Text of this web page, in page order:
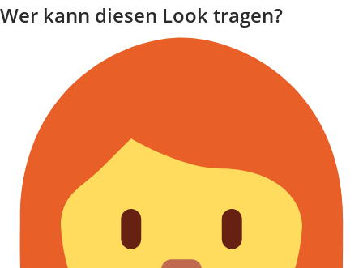
Wer kann diesen Look tragen?